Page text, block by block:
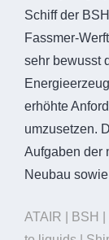
Schiff der
Fassmer-
sehr bewusst
erhöhte
umzusetzen.
Aufgaben der
Neubau
ATAIR | BSH